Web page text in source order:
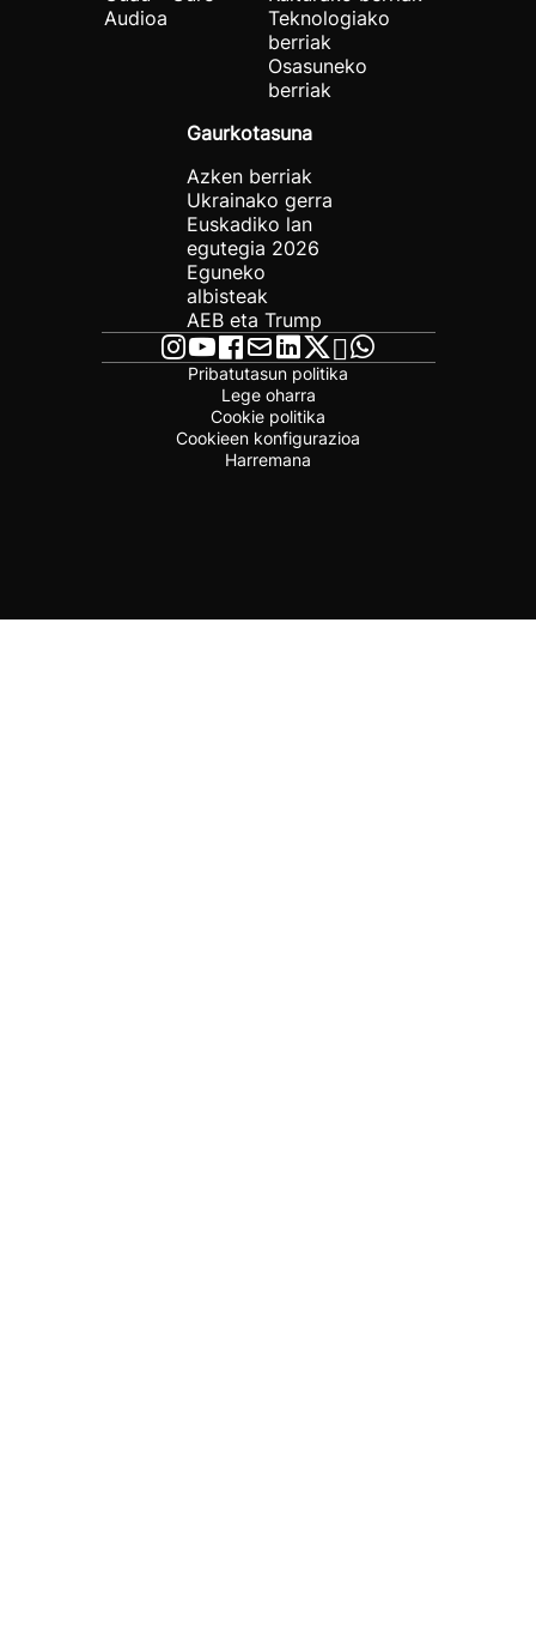
Audioa
Teknologiako
berriak
Osasuneko
berriak
Gaurkotasuna
Azken berriak
Ukrainako gerra
Euskadiko lan
egutegia 2026
Eguneko
albisteak
AEB eta Trump
Pribatutasun politika
Lege oharra
Cookie politika
Cookieen konfigurazioa
Harremana